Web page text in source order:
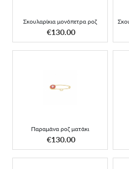
Σκουλαρίκια μονόπετρα ροζ
€130.00
ΑΠΟΚΤΗΣΕ ΤΟ
Παραμάνα ροζ ματάκι
€130.00
Παραμάνα ροζ ματάκι
ΑΠΟΚΤΗΣΕ ΤΟ